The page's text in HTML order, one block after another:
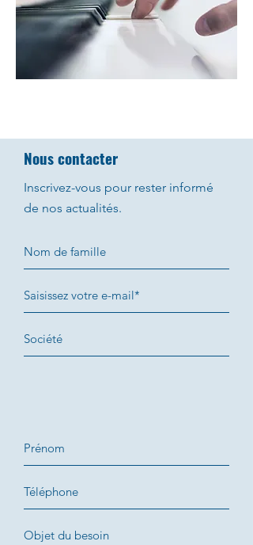
Nous contacter
Inscrivez-vous pour rester informé
de nos actualités.